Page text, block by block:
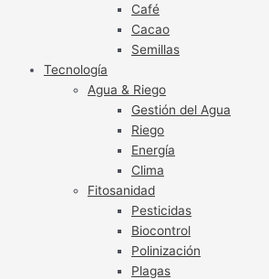
Café
Cacao
Semillas
Tecnología
Agua & Riego
Gestión del Agua
Riego
Energía
Clima
Fitosanidad
Pesticidas
Biocontrol
Polinización
Plagas